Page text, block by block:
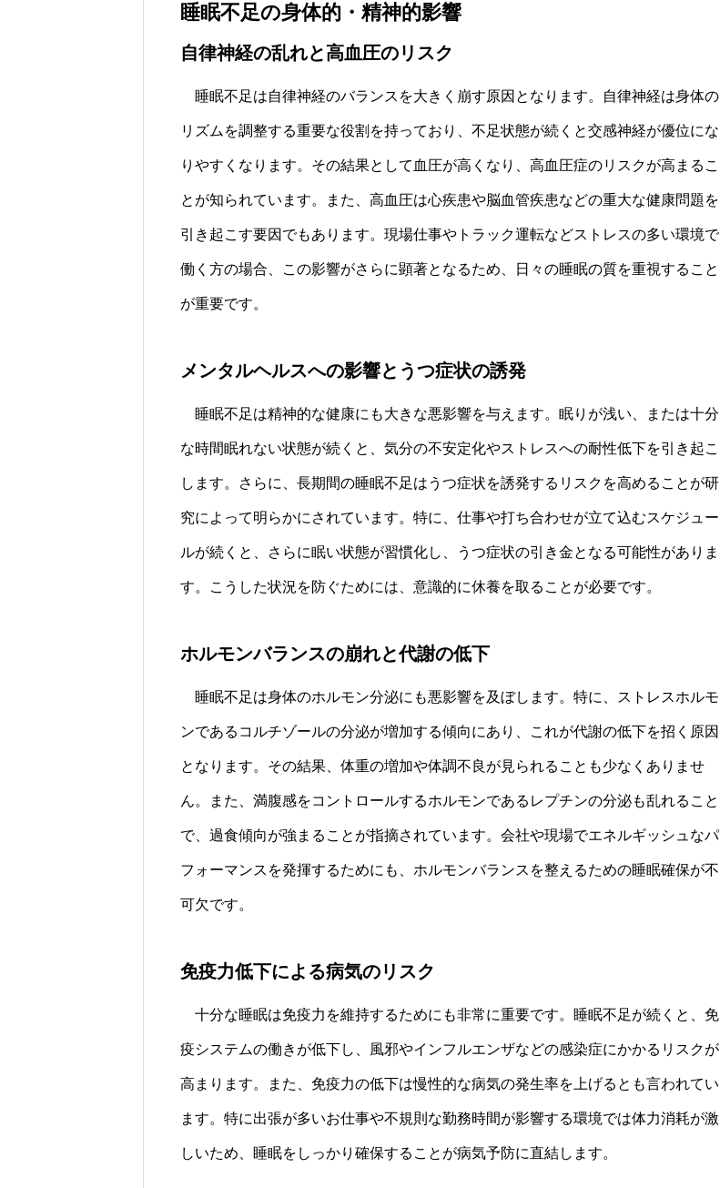
睡眠不足の身体的・精神的影響
自律神経の乱れと高血圧のリスク
睡眠不足は自律神経のバランスを大きく崩す原因となります。自律神経は身体の
リズムを調整する重要な役割を持っており、不足状態が続くと交感神経が優位にな
りやすくなります。その結果として血圧が高くなり、高血圧症のリスクが高まるこ
とが知られています。また、高血圧は心疾患や脳血管疾患などの重大な健康問題を
引き起こす要因でもあります。現場仕事やトラック運転などストレスの多い環境で
働く方の場合、この影響がさらに顕著となるため、日々の睡眠の質を重視すること
が重要です。
メンタルヘルスへの影響とうつ症状の誘発
睡眠不足は精神的な健康にも大きな悪影響を与えます。眠りが浅い、または十分
な時間眠れない状態が続くと、気分の不安定化やストレスへの耐性低下を引き起こ
します。さらに、長期間の睡眠不足はうつ症状を誘発するリスクを高めることが研
究によって明らかにされています。特に、仕事や打ち合わせが立て込むスケジュー
ルが続くと、さらに眠い状態が習慣化し、うつ症状の引き金となる可能性がありま
す。こうした状況を防ぐためには、意識的に休養を取ることが必要です。
ホルモンバランスの崩れと代謝の低下
睡眠不足は身体のホルモン分泌にも悪影響を及ぼします。特に、ストレスホルモ
ンであるコルチゾールの分泌が増加する傾向にあり、これが代謝の低下を招く原因
となります。その結果、体重の増加や体調不良が見られることも少なくありませ
ん。また、満腹感をコントロールするホルモンであるレプチンの分泌も乱れること
で、過食傾向が強まることが指摘されています。会社や現場でエネルギッシュなパ
フォーマンスを発揮するためにも、ホルモンバランスを整えるための睡眠確保が不
可欠です。
免疫力低下による病気のリスク
十分な睡眠は免疫力を維持するためにも非常に重要です。睡眠不足が続くと、免
疫システムの働きが低下し、風邪やインフルエンザなどの感染症にかかるリスクが
高まります。また、免疫力の低下は慢性的な病気の発生率を上げるとも言われてい
ます。特に出張が多いお仕事や不規則な勤務時間が影響する環境では体力消耗が激
しいため、睡眠をしっかり確保することが病気予防に直結します。